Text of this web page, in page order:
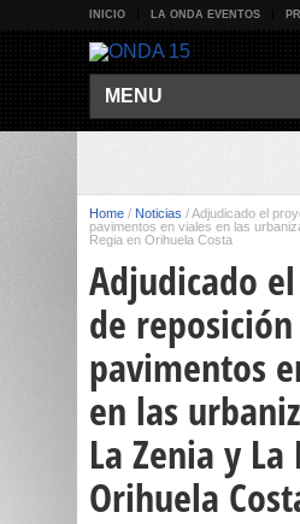
INICIO LA ONDA EVENTOS
MENU
Home / Noticias /Adjudicado el
pavimentos en viales en las
Regia en Orihuela Costa
Adjudicado
de
pavimentos
en las
La Zenia y La
Orihuela